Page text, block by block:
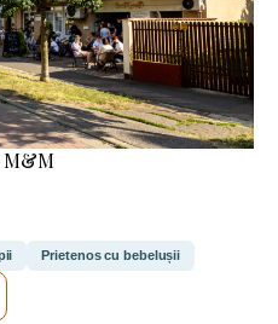
M&M
Prietenos cu bebelușii